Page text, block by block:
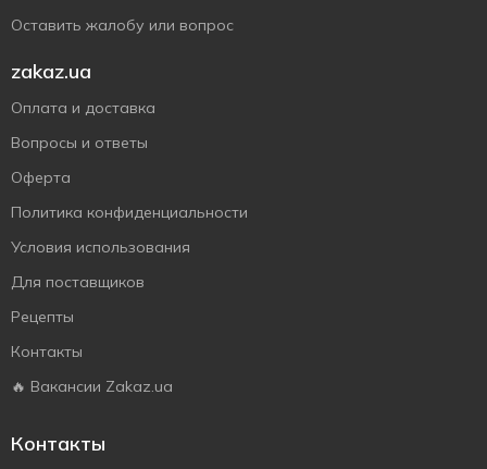
Оставить жалобу или вопрос
zakaz.ua
Оплата и доставка
Вопросы и ответы
Оферта
Политика конфиденциальности
Условия использования
Для поставщиков
Рецепты
Контакты
🔥 Вакансии Zakaz.ua
Контакты